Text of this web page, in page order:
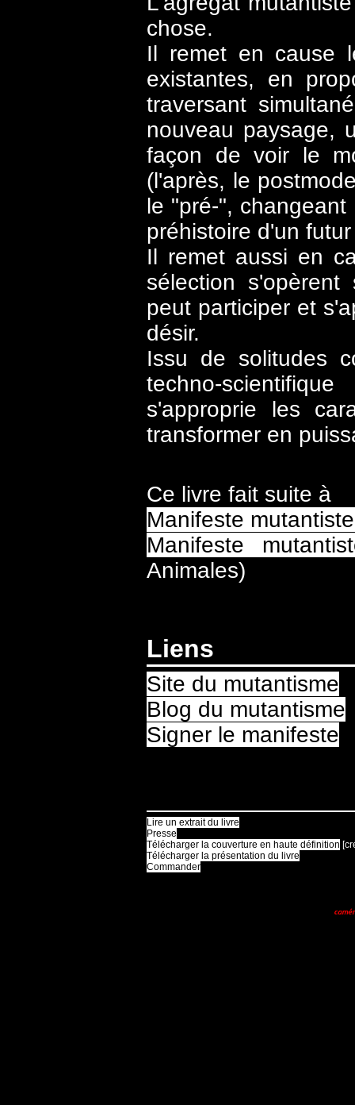
chose.
Il remet en cause
existantes, en
traversant
nouveau paysage,
façon de voir le
(l'après, le
le "pré-",
préhistoire d'un
Il remet aussi en
sélection
peut participer et
désir.
Issu de solitudes
techno-
s'approprie les
transformer en
Ce livre fait suite à
Manifeste
Manifeste
Animales)
Liens
Site du mutantisme
Blog du mutantisme
Signer le manifeste
Lire un extrait du livre
Presse
Télécharger la couverture en haute définition
Télécharger la présentation du livre
Commander